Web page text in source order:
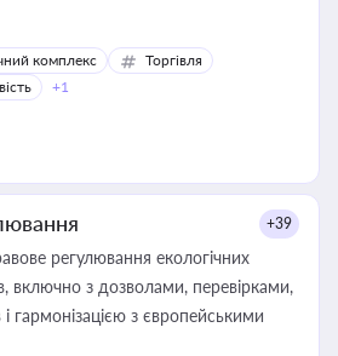
комплекс
Торгівля
+1
+39
регулювання екологічних
включно з дозволами, перевірками,
гармонізацією з європейськими